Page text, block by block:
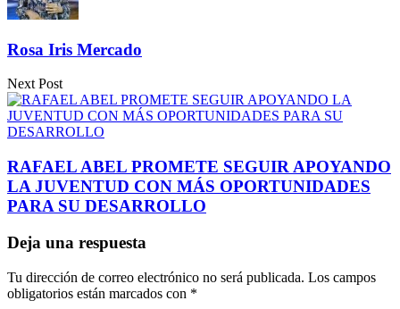
Rosa Iris Mercado
Next Post
RAFAEL ABEL PROMETE SEGUIR APOYANDO
LA JUVENTUD CON MÁS OPORTUNIDADES
PARA SU DESARROLLO
Deja una respuesta
Tu dirección de correo electrónico no será publicada. Los campos
obligatorios están marcados con *